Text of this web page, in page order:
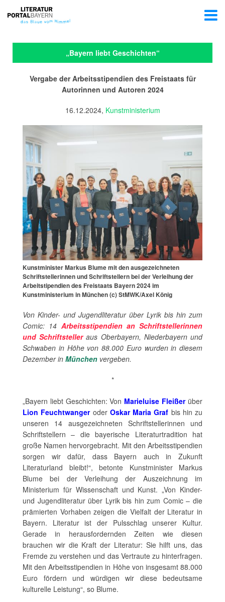
„Bayern liebt Geschichten“
Vergabe der Arbeitsstipendien des Freistaats für
Autorinnen und Autoren 2024
16.12.2024, Kunstministerium
Kunstminister Markus Blume mit den ausgezeichneten
Schriftstellerinnen und Schriftstellern bei der Verleihung der
Arbeitstipendien des Freistaats Bayern 2024 im
Kunstministerium in München (c) StMWK/Axel König
Von Kinder- und Jugendliteratur über Lyrik bis hin zum
Comic: 14 Arbeitsstipendien an Schriftstellerinnen
und Schriftstelleraus Oberbayern, Niederbayern und
Schwaben in Höhe von 88.000 Euro wurden in diesem
Dezember in München vergeben.
*
„Bayern liebt Geschichten: Von Marieluise Fleißerüber
Lion Feuchtwangeroder Oskar Maria Graf bis hin zu
unseren 14 ausgezeichneten Schriftstellerinnen und
Schriftstellern – die bayerische Literaturtradition hat
große Namen hervorgebracht. Mit den Arbeitsstipendien
sorgen wir dafür, dass Bayern auch in Zukunft
Literaturland bleibt!“, betonte Kunstminister Markus
Blume bei der Verleihung der Auszeichnung im
Ministerium für Wissenschaft und Kunst. „Von Kinder-
und Jugendliteratur über Lyrik bis hin zum Comic – die
prämierten Vorhaben zeigen die Vielfalt der Literatur in
Bayern. Literatur ist der Pulsschlag unserer Kultur.
Gerade in herausfordernden Zeiten wie diesen
brauchen wir die Kraft der Literatur: Sie hilft uns, das
Fremde zu verstehen und das Vertraute zu hinterfragen.
Mit den Arbeitsstipendien in Höhe von insgesamt 88.000
Euro fördern und würdigen wir diese bedeutsame
kulturelle Leistung“, so Blume.